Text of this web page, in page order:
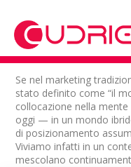
Se nel marketing
stato definito come “il
collocazione nella
oggi — in un mondo
di posizionamento
Viviamo infatti in un
mescolano